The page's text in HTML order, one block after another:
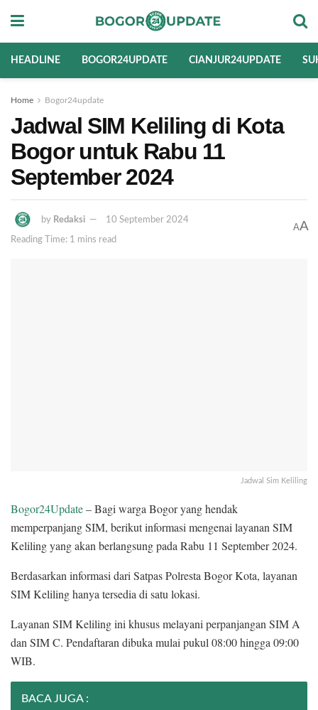
HEADLINE BOGOR24UPDATE CIANJUR24UPDATE
Home Bogor24update
Jadwal SIM Keliling di Kota
Bogor untuk Rabu 11
September 2024
by Redaksi 10 September 2024
Reading Time: 1 mins read
AA
Jadwal Sim Keliling
Bogor24Update– Bagi warga Bogor yang hendak
memperpanjang SIM, berikut informasi mengenai layanan SIM
Keliling yang akan berlangsung pada Rabu 11 September 2024.
Berdasarkan informasi dari Satpas Polresta Bogor Kota, layanan
SIM Keliling hanya tersedia di satu lokasi.
Layanan SIM Keliling ini khusus melayani perpanjangan SIM A
dan SIM C. Pendaftaran dibuka mulai pukul 08:00 hingga 09:00
WIB.
BACA JUGA :